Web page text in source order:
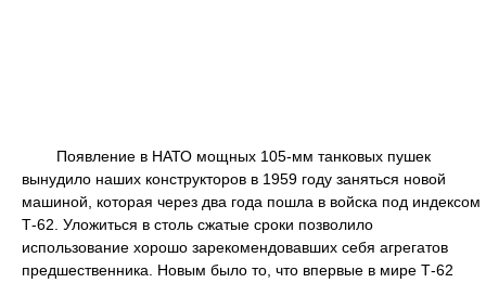
Появление в НАТО мощных 105-мм танковых пушек
вынудило наших конструкторов в 1959 году заняться новой
машиной, которая через два года пошла в войска под индексом
Т-62. Уложиться в столь сжатые сроки позволило
использование хорошо зарекомендовавших себя агрегатов
предшественника. Новым было то, что впервые в мире Т-62